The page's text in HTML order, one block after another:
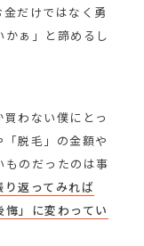
だけではなく勇
ぁ」と諦めるし
わない僕にとっ
脱毛」の金額や
のだったのは事
返ってみれば
悔」に変わってい